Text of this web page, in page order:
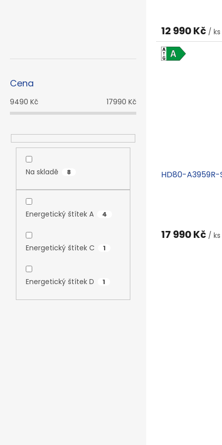
Cena
9490 Kč 17990 Kč
Na skladě 8
Energetický štítek A 4
Energetický štítek C 1
Energetický štítek D 1
12 990 Kč / ks
HD80-A3959R-
17 990 Kč / ks